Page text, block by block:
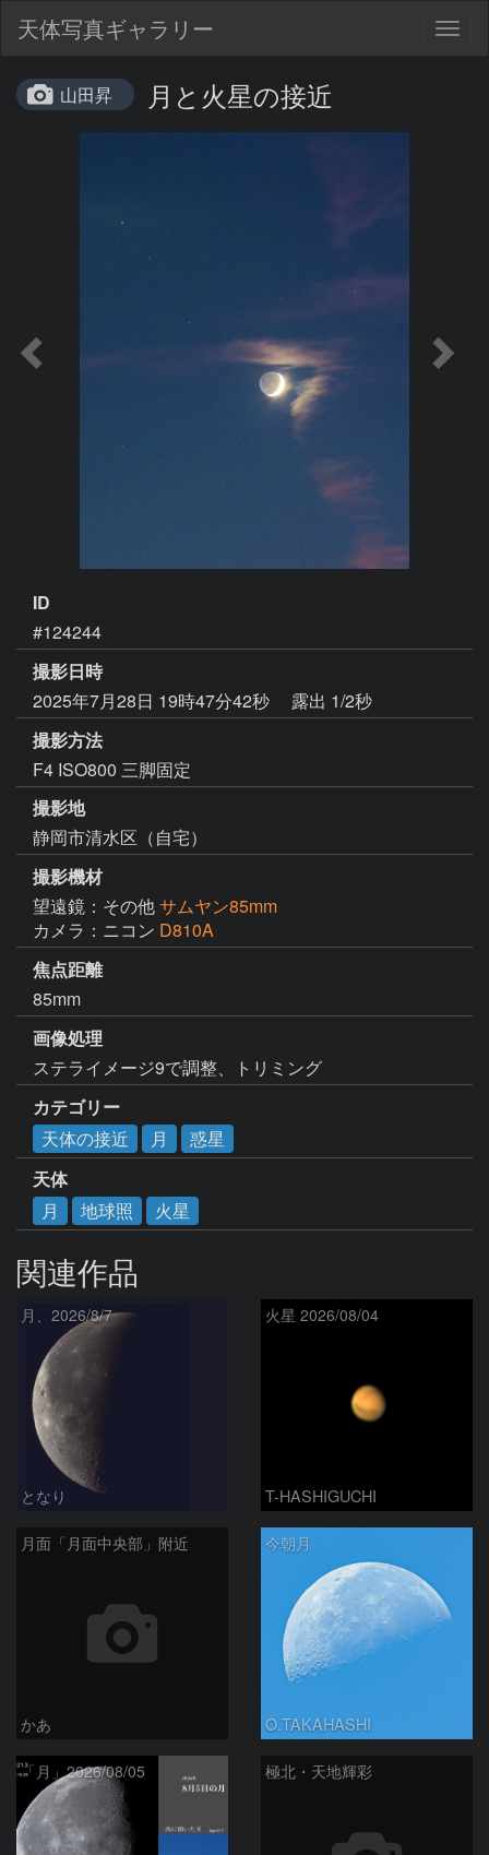
天体写真ギャラリー
山田昇 月と火星の接近
ID
#124244
撮影日時
2025年7月28日 19時47分42秒
露出 1/2秒
撮影方法
F4 ISO800 三脚固定
撮影地
静岡市清水区（自宅）
撮影機材
望遠鏡：その他サムヤン85mm
カメラ：ニコン D810A
焦点距離
85mm
画像処理
ステライメージ9で調整、トリミング
カテゴリー
天体の接近
月
惑星
天体
月
地球照 火星
関連作品
月、2026/8/7
となり
火星 2026/08/04
T-HASHIGUCHI
月面「月面中央部」附近
かあ
今朝月
O.TAKAHASHI
「月」2026/08/05 極北・天地輝彩